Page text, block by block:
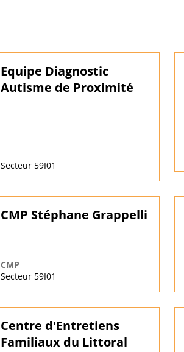
Equipe Diagnostic
Autisme de Proximité
Secteur 59I01
CMP Stéphane Grappelli
CMP
Secteur 59I01
Centre d'Entretiens
Familiaux du Littoral